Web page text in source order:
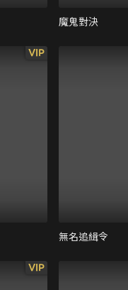
魔鬼對決
VIP
無名追緝令
VIP